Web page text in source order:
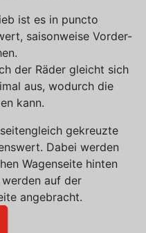
ist es in puncto
saisonweise Vorder-
der Räder gleicht sich
aus, wodurch die
kann.
gekreuzte
Dabei werden
Wagenseite hinten
auf der
angebracht.